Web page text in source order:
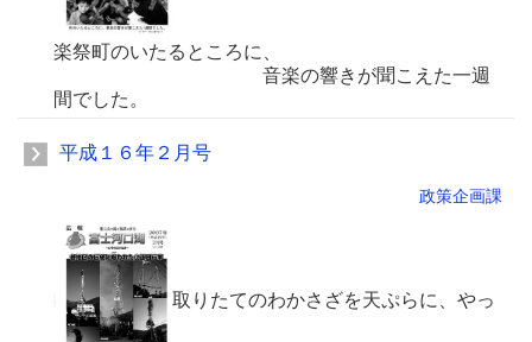
楽祭町のいたるところに、
音楽の響きが聞こえた一週
間でした。
平成１６年２月号
政策企画課
取りたてのわかさざを天ぷらに、やっ